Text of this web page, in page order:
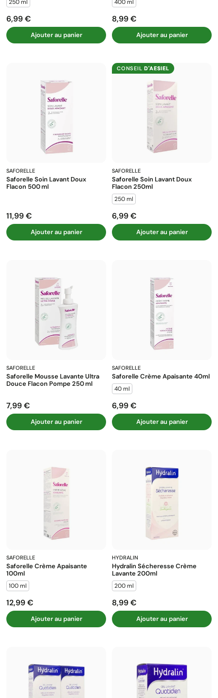
250 ml
Prix
6,99 €
Ajouter au panier
400 ml
Prix
8,99 €
Ajouter au panier
SAFORELLE
Saforelle Soin Lavant Doux
Flacon 500 Ml
Prix
11,99 €
Ajouter au panier
CONSEILD'AESIEL
SAFORELLE
Saforelle Soin Lavant Doux
Flacon 250ml
250 ml
Prix
6,99 €
Ajouter au panier
SAFORELLE
Saforelle Mousse Lavante Ultra
Douce Flacon Pompe 250 Ml
Prix
7,99 €
Ajouter au panier
SAFORELLE
Saforelle Crème Apaisante 40ml
40 ml
Prix
6,99 €
Ajouter au panier
SAFORELLE
Saforelle Crème Apaisante
100ml
100 ml
Prix
12,99 €
Ajouter au panier
HYDRALIN
Hydralin Sécheresse Crème
Lavante 200ml
200 ml
Prix
8,99 €
Ajouter au panier